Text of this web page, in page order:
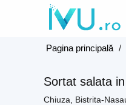
Pagina principală /
Sortat salata
Chiuza, Bistrita-